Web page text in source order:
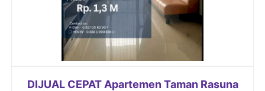
DIJUAL CEPAT Apartemen Taman Rasuna